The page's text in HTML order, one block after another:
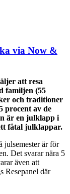
via Now &
att resa
familjen (55
och traditioner
procent av de
är en julklapp i
fåtal julklappar.
julsemester är för
Det svarar nära 5
även att
Resepanel där